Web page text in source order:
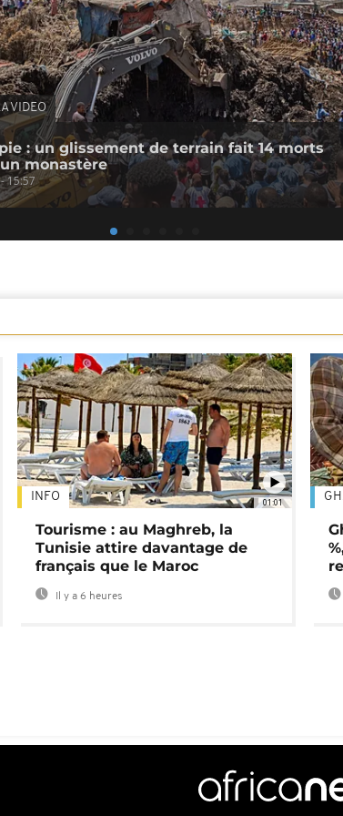
VIDEO
: un glissement de terrain fait 14 morts
monastère
15:57
01:01
INFO
Tourisme : au Maghreb, la
Tunisie attire davantage de
français que le Maroc
Il y a 6 heures